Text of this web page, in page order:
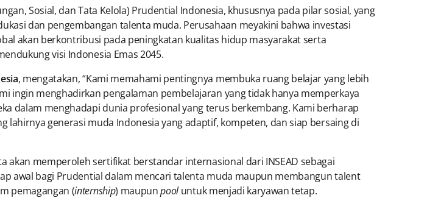
Sosial, dan Tata Kelola) Prudential Indonesia, khususnya pada pilar sosial, yang
dan pengembangan talenta muda. Perusahaan meyakini bahwa investasi
akan berkontribusi pada peningkatan kualitas hidup masyarakat serta
visi Indonesia Emas 2045.
, mengatakan, “Kami memahami pentingnya membuka ruang belajar yang lebih
ingin menghadirkan pengalaman pembelajaran yang tidak hanya memperkaya
dalam menghadapi dunia profesional yang terus berkembang. Kami berharap
generasi muda Indonesia yang adaptif, kompeten, dan siap bersaing di
memperoleh sertifikat berstandar internasional dari INSEAD sebagai
awal bagi Prudential dalam mencari talenta muda maupun membangun talent
pemagangan (internship) maupunpooluntuk menjadi karyawan tetap.